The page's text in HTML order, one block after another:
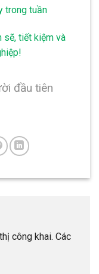
trong tuần
sẽ, tiết kiệm và
đầu tiên
công khai. Các